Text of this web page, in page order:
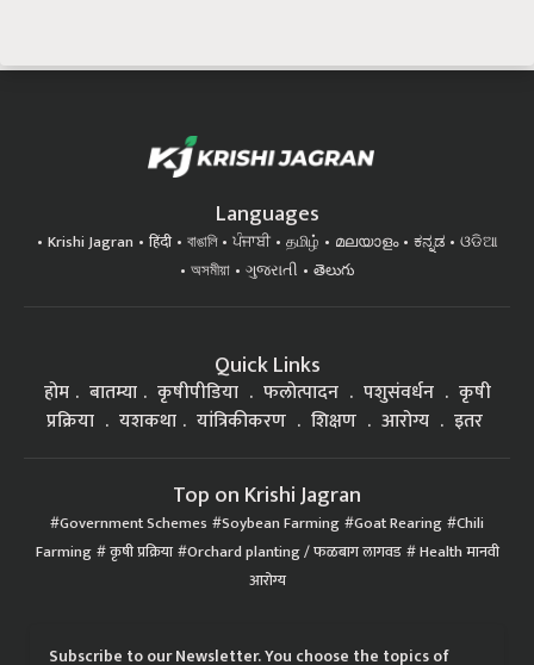
Languages
Krishi Jagran हिंदी বাঙালি ਪੰਜਾਬੀ தமிழ் മലയാളം ಕನ್ನಡ
ଓଡିଆ
অসমীয়া
ગુજરાતી తెలుగు
Quick Links
होम बातम्या कृषीपीडिया फलोत्पादन पशुसंवर्धन
कृषी
प्रक्रिया
यशकथा यांत्रिकीकरण शिक्षण आरोग्य इतर
Top on Krishi Jagran
Government Schemes Soybean Farming Goat Rearing Chili
Farming कृषी प्रक्रिया Orchard planting / फळबाग लागवड Health मानवी
आरोग्य
Subscribe to our Newsletter. You choose the topics of